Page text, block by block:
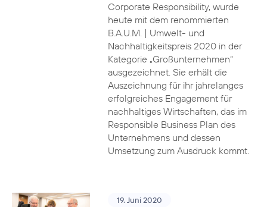
Corporate Responsibility, wurde
heute mit dem renommierten
B.A.U.M. | Umwelt- und
Nachhaltigkeitspreis 2020 in der
Kategorie „Großunternehmen“
ausgezeichnet. Sie erhält die
Auszeichnung für ihr jahrelanges
erfolgreiches Engagement für
nachhaltiges Wirtschaften, das im
Responsible Business Plan des
Unternehmens und dessen
Umsetzung zum Ausdruck kommt.
19. Juni 2020